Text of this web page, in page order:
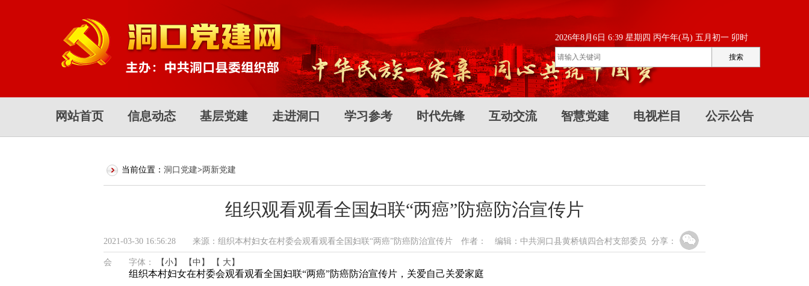
2026年8月6日 6:39 星期四 丙午年(马) 五月初一 卯时
网站首页 信息动态 基层党建 走进洞口 学习参考 时代先锋 互动交流 智慧党建 电视栏目 公示公告
当前位置： 洞口党建>两新党建
组织观看观看全国妇联“两癌”防癌防治宣传片
2021-03-30 16:56:28 来源：组织本村妇女在村委会观看观看全国妇联“两癌”防癌防治宣传片 作者： 编辑：中共洞口县黄桥镇四合村支部委员
会 字体： 【小】 【中】 【 大】
分享：
组织本村妇女在村委会观看观看全国妇联“两癌”防癌防治宣传片，关爱自己关爱家庭